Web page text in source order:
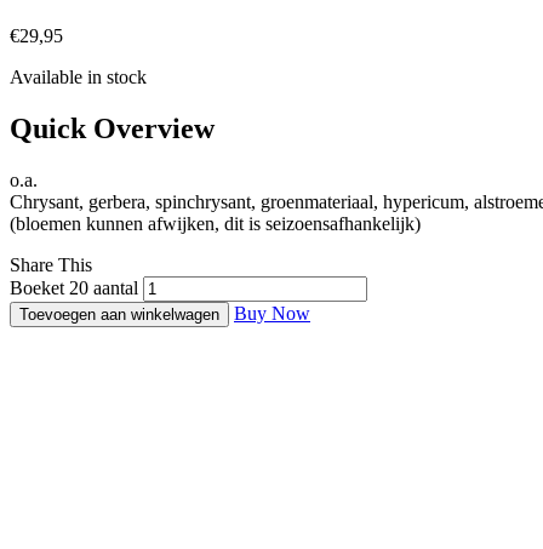
€29,95
Available in stock
Quick Overview
o.a.
Chrysant, gerbera, spinchrysant, groenmateriaal, hypericum,
(bloemen kunnen afwijken, dit is seizoensafhankelijk)
Share This
Boeket 20 aantal
Toevoegen aan winkelwagen Buy Now